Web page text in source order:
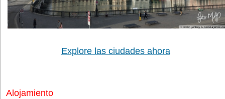
Explore las ciudades ahora
Alojamiento